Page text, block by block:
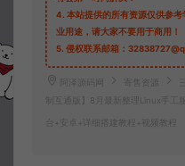
4. 本站提供的所有资源仅供参
业用途，请大家不要用于商用！
5. 侵权联系邮箱：
阿泽源码网 寄售资源
制互通版】8月最新整理Linux手工
台+安卓+详细搭建教程+视频教程